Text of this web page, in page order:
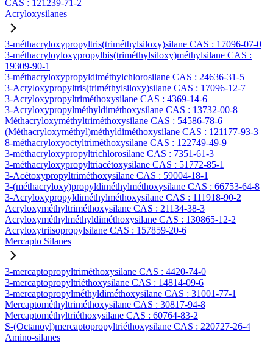
CAS : 121239-71-2
Acryloxysilanes
3-méthacryloxypropyltris(triméthylsiloxy)silane CAS : 17096-07-0
3-méthacryloyloxypropylbis(triméthylsiloxy)méthylsilane CAS :
19309-90-1
3-méthacryloxypropyldiméthylchlorosilane CAS : 24636-31-5
3-Acryloxypropyltris(triméthylsiloxy)silane CAS : 17096-12-7
3-Acryloxypropyltriméthoxysilane CAS : 4369-14-6
3-Acryloxypropylméthyldiméthoxysilane CAS : 13732-00-8
Méthacryloxyméthyltriméthoxysilane CAS : 54586-78-6
(Méthacryloxyméthyl)méthyldiméthoxysilane CAS : 121177-93-3
8-méthacryloxyoctyltriméthoxysilane CAS : 122749-49-9
3-méthacryloxypropyltrichlorosilane CAS : 7351-61-3
3-méthacryloxypropyltriacétoxysilane CAS : 51772-85-1
3-Acétoxypropyltriméthoxysilane CAS : 59004-18-1
3-(méthacryloxy)propyldiméthylméthoxysilane CAS : 66753-64-8
3-Acryloxypropyldiméthylméthoxysilane CAS : 111918-90-2
Acryloxyméthyltriméthoxysilane CAS : 21134-38-3
Acryloxyméthylméthyldiméthoxysilane CAS : 130865-12-2
Acryloxytriisopropylsilane CAS : 157859-20-6
Mercapto Silanes
3-mercaptopropyltriméthoxysilane CAS : 4420-74-0
3-mercaptopropyltriéthoxysilane CAS : 14814-09-6
3-mercaptopropylméthyldiméthoxysilane CAS : 31001-77-1
Mercaptométhyltriméthoxysilane CAS : 30817-94-8
Mercaptométhyltriéthoxysilane CAS : 60764-83-2
S-(Octanoyl)mercaptopropyltriéthoxysilane CAS : 220727-26-4
Amino-silanes